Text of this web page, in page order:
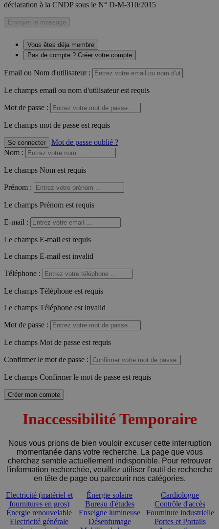
déclaration à la CNDP sous le N° D-M-310/2015
Envoyer le message
Vous êtes déja membre
Pas de compte ? Créer votre compte
Email ou Nom d'utilisateur :
Le champs email ou nom d'utilisateur est requis
Mot de passe :
Le champs mot de passe est requis
Se connecter
Mot de passe oublié ?
Nom :
Le champs Nom est requis
Prénom :
Le champs Prénom est requis
E-mail :
Le champs E-mail est requis
Le champs E-mail est invalid
Téléphone :
Le champs Téléphone est requis
Le champs Téléphone est invalid
Mot de passe :
Le champs Mot de passe est requis
Confirmer le mot de passe :
Le champs Confirmer le mot de passe est requis
Créer mon compte
Inaccessibilité Temporaire
Nous vous prions de bien vouloir excuser cette interruption
momentanée dans votre recherche. La page que vous
cherchez semble actuellement indisponible. Pour retrouver
l'information recherchée, veuillez utiliser l'outil de recherche
en tête de page ou parcourir nos catégories.
Electricité (matériel et
fournitures en gros)
Énergie renouvelable
Electricité générale
Énergie solaire
Bureau d'études
Enseigne lumineuse
Désenfumage
Cardiologue
Contrôle d'accès
Fourniture industrielle
Portes et Portails